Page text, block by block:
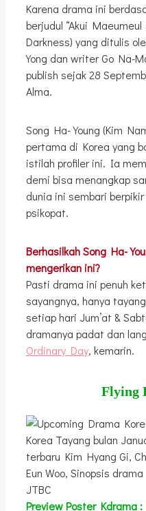
Karena drama ini
berjudul “Akui
Darkness) yang ditulis
Yong dan writer Go Na-
publish sejak 28
Alma.
Song Ha-Young (Kim
pertama di Korea yang
istilah profiler ini. Ia
demi bisa menangkap
dunia ini sembari
psikopat.
Berhasilkah Song Ha-
mengerikan ini?
Pasti drama ini penuh
sayangnya, hanya
setiap hari Jum’at &
dramanya padat dan
Ordinary Day, kemarin.
Flying
PreviewPoster Kdrama :